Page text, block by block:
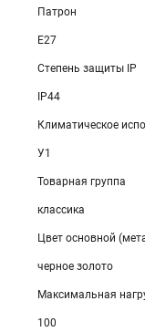
Патрон
E27
Степень защиты IP
IP44
Климатическое
У1
Товарная группа
классика
Цвет основной
черное золото
Максимальная
100